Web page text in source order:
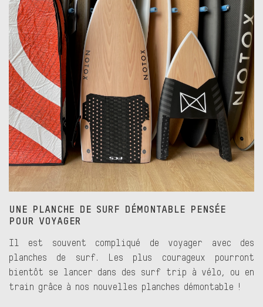
UNE PLANCHE DE SURF DÉMONTABLE PENSÉE
POUR VOYAGER
Il est souvent compliqué de voyager avec des
planches de surf. Les plus courageux pourront
bientôt se lancer dans des surf trip à vélo, ou en
train grâce à nos nouvelles planches démontable !